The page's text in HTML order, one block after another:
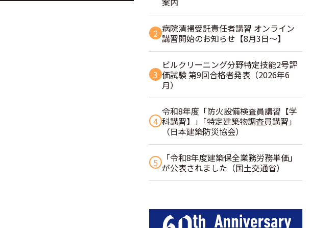
2 病院清掃受託責任者講習 オンライン
講習開始のお知らせ【8月3日～】
3
ビルクリーニング分野特定技能2号評
価試験 第9回合格者発表（2026年6
月）
4
令和8年度「防火設備検査員講習【学
科講習】」｢特定建築物調査員講習｣
（日本建築防災協会）
5
「令和8年度建築保全業務労務単価」
が公表されました（国土交通省）